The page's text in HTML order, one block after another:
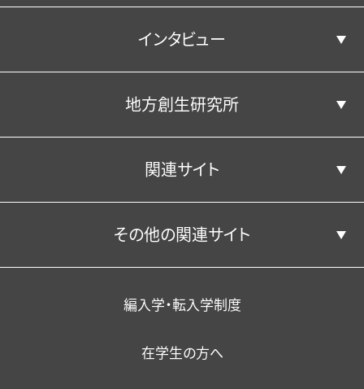
公表情報
学部学科並びに人材養成の目的
在籍担当教員
研究成果
教育の特色
情報環境
キャンパス・施設
キャンパス・施設
松平記念図書館
アクセス
地域経済デザインコース
公共政策コース
経営学科の紹介
経営・会計コース
国際ビジネスコース
スポーツマネジメントコース
教員紹介
経済学部経済学科
経済学部経営学科
一般教育担当教員
就職⽀援プログラム
エクステンション（課外講座）
学生生活
年間行事（学内イベント）
クラブ活動・学友会
学生サポート（福利厚生）
学生サポート（福利厚生）
暮らし・相談・アルバイト
外国人留学生
在籍者出身校一覧
インタビュー
卒業生の声
在学生の声
教員の声
地方創生研究所
地方創生研究所
関連サイト
関東学園大学附属高等学校
学校法人関東学園
その他の関連サイト
YouTube公式チャンネル
職員採用
編入学・転入学制度
在学生の方へ